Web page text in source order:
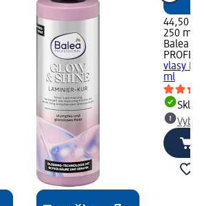
44,50 Kč
250 ml
Balea
vlasy
ml